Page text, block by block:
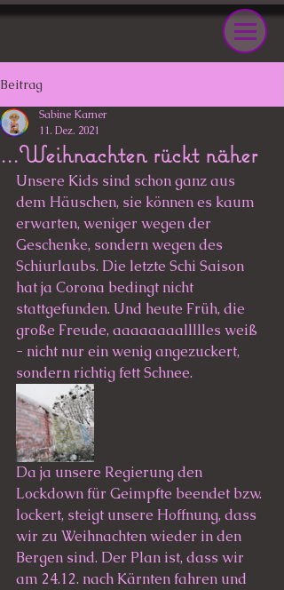
Beitrag
...Weihnachten rückt näher
Sabine Karner
11. Dez. 2021
Unsere Kids sind schon ganz aus
dem Häuschen, sie können es kaum
erwarten, weniger wegen der
Geschenke, sondern wegen des
Schiurlaubs. Die letzte Schi Saison
hat ja Corona bedingt nicht
stattgefunden. Und heute Früh, die
große Freude, aaaaaaaallllles weiß
- nicht nur ein wenig angezuckert,
sondern richtig fett Schnee.
Da ja unsere Regierung den
Lockdown für Geimpfte beendet bzw.
lockert, steigt unsere Hoffnung, dass
wir zu Weihnachten wieder in den
Bergen sind. Der Plan ist, dass wir
am 24.12. nach Kärnten fahren und